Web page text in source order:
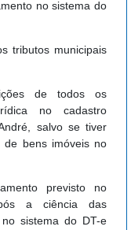
no sistema do
tributos municipais
de todos os
no cadastro
salvo se tiver
de bens imóveis no
previsto no
a ciência das
sistema do DT-e